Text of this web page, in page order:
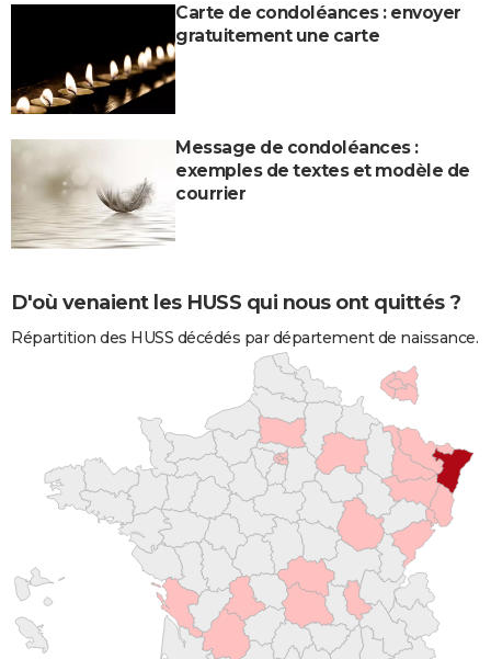
Carte de condoléances : envoyer
gratuitement une carte
Message de condoléances :
exemples de textes et modèle de
courrier
D'où venaient les HUSS qui nous ont quittés ?
Répartition des HUSS décédés par département de naissance.